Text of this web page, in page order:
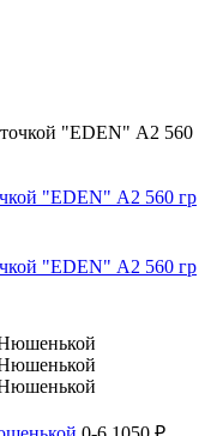
"EDEN" А2 560 гр
"EDEN" А2 560 гр